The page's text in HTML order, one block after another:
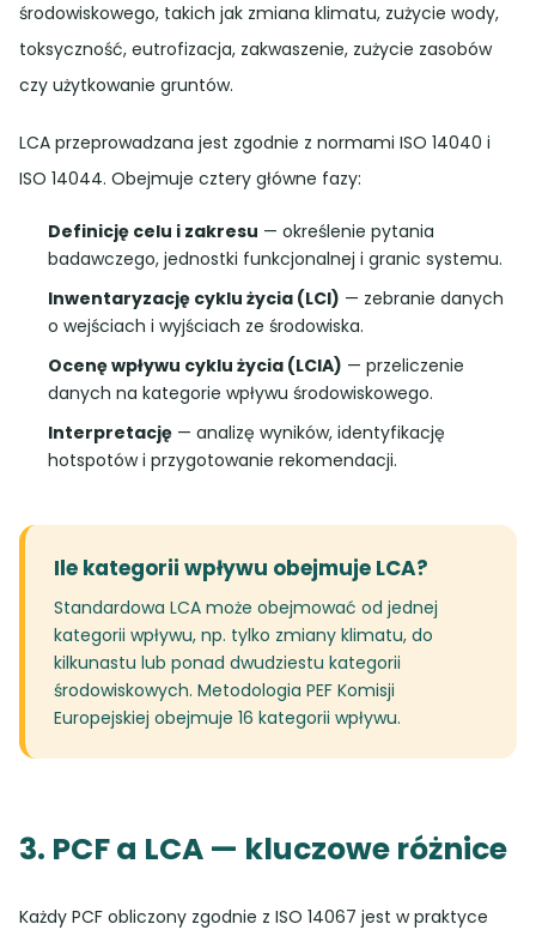
środowiskowego, takich jak zmiana klimatu, zużycie wody,
toksyczność, eutrofizacja, zakwaszenie, zużycie zasobów
czy użytkowanie gruntów.
LCA przeprowadzana jest zgodnie z normami ISO 14040 i
ISO 14044. Obejmuje cztery główne fazy:
Definicję celu i zakresu — określenie pytania
badawczego, jednostki funkcjonalnej i granic systemu.
Inwentaryzację cyklu życia (LCI) — zebranie danych
o wejściach i wyjściach ze środowiska.
Ocenę wpływu cyklu życia (LCIA) — przeliczenie
danych na kategorie wpływu środowiskowego.
Interpretację — analizę wyników, identyfikację
hotspotów i przygotowanie rekomendacji.
Ile kategorii wpływu obejmuje LCA?
Standardowa LCA może obejmować od jednej
kategorii wpływu, np. tylko zmiany klimatu, do
kilkunastu lub ponad dwudziestu kategorii
środowiskowych. Metodologia PEF Komisji
Europejskiej obejmuje 16 kategorii wpływu.
3. PCF a LCA — kluczowe różnice
Każdy PCF obliczony zgodnie z ISO 14067 jest w praktyce